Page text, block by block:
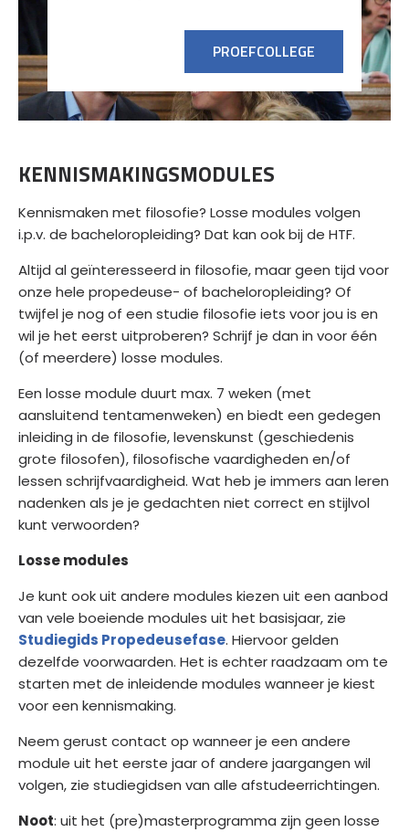
PROEFCOLLEGE
KENNISMAKINGSMODULES
Kennismaken met filosofie? Losse modules volgen
i.p.v. de bacheloropleiding? Dat kan ook bij de HTF.
Altijd al geïnteresseerd in filosofie, maar geen tijd voor
onze hele propedeuse- of bacheloropleiding? Of
twijfel je nog of een studie filosofie iets voor jou is en
wil je het eerst uitproberen? Schrijf je dan in voor één
(of meerdere) losse modules.
Een losse module duurt max. 7 weken (met
aansluitend tentamenweken) en biedt een gedegen
inleiding in de filosofie, levenskunst (geschiedenis
grote filosofen), filosofische vaardigheden en/of
lessen schrijfvaardigheid. Wat heb je immers aan leren
nadenken als je je gedachten niet correct en stijlvol
kunt verwoorden?
Losse modules
Je kunt ook uit andere modules kiezen uit een aanbod
van vele boeiende modules uit het basisjaar, zie
Studiegids Propedeusefase. Hiervoor gelden
dezelfde voorwaarden. Het is echter raadzaam om te
starten met de inleidende modules wanneer je kiest
voor een kennismaking.
Neem gerust contact op wanneer je een andere
module uit het eerste jaar of andere jaargangen wil
volgen, zie studiegidsen van alle afstudeerrichtingen.
Noot: uit het (pre)masterprogramma zijn geen losse